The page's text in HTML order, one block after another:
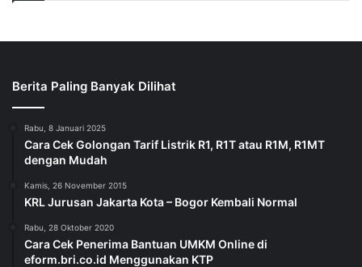
Berita Paling Banyak Dilihat
Rabu, 8 Januari 2025
Cara Cek Golongan Tarif Listrik R1, R1T atau R1M, R1MT
dengan Mudah
Kamis, 26 November 2015
KRL Jurusan Jakarta Kota – Bogor Kembali Normal
Rabu, 28 Oktober 2020
Cara Cek Penerima Bantuan UMKM Online di
eform.bri.co.id Menggunakan KTP